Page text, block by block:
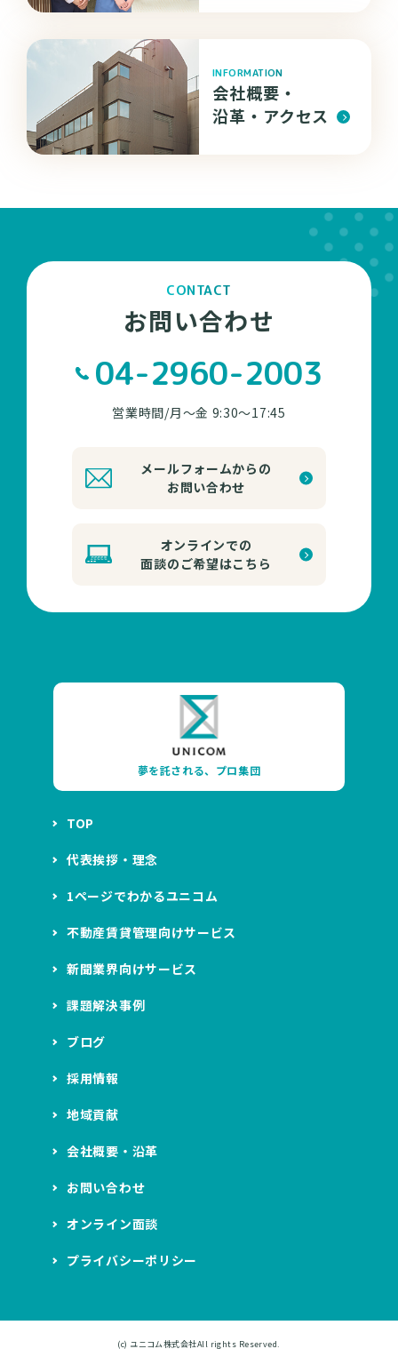
INFORMATION
会社概要・
沿革・ アクセス
CONTACT
お問い合わせ
04-2960-2003
営業時間/月～金 9:30～17:45
メールフォームからの
お問い合わせ
オンラインでの
面談のご希望はこちら
夢を託される、プロ集団
TOP
代表挨拶・理念
1ページでわかるユニコム
不動産賃貸管理向けサービス
新聞業界向けサービス
課題解決事例
ブログ
採用情報
地域貢献
会社概要・沿革
お問い合わせ
オンライン面談
プライバシーポリシー
(c) ユニコム株式会社All rights Reserved.